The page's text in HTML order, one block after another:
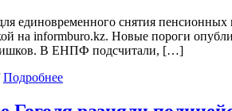
единовременного снятия
на informburo.kz. Новые пороги
В ЕНПФ подсчитали, […]
Подробнее